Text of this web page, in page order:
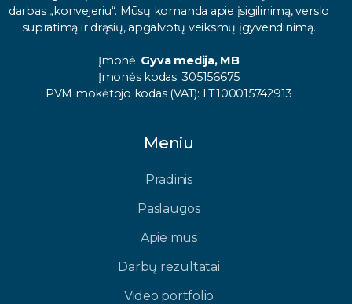
darbas „konvejeriu“. Mūsų komanda apie įsigilinimą, verslo
supratimą ir drąsių, apgalvotų veiksmų įgyvendinimą.
Įmonė: Gyva medija, MB
Įmonės kodas: 305156675
PVM mokėtojo kodas (VAT): LT100015742913
Meniu
Pradinis
Paslaugos
Apie mus
Darbų rezultatai
Video portfolio